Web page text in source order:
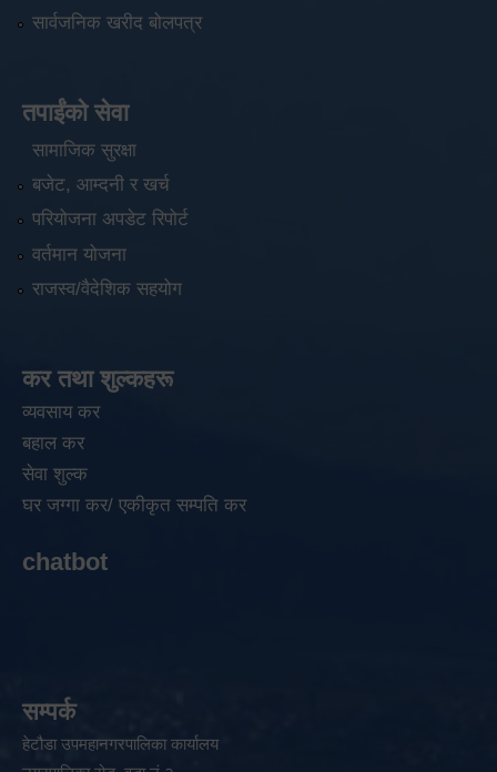
सार्वजनिक खरीद बोलपत्र
तपाईंको सेवा
सामाजिक सुरक्षा
बजेट, आम्दनी र खर्च
परियोजना अपडेट रिपोर्ट
वर्तमान योजना
राजस्व/वैदेशिक सहयोग
कर तथा शुल्कहरू
व्यवसाय कर
बहाल कर
सेवा शुल्क
घर जग्गा कर/ एकीकृत सम्पति कर
chatbot
सम्पर्क
हेटौडा उपमहानगरपालिका कार्यालय